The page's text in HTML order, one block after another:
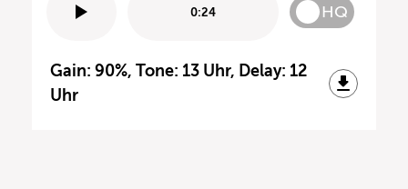
0:24 HQ
Gain: 90%, Tone: 13 Uhr, Delay: 12
Uhr